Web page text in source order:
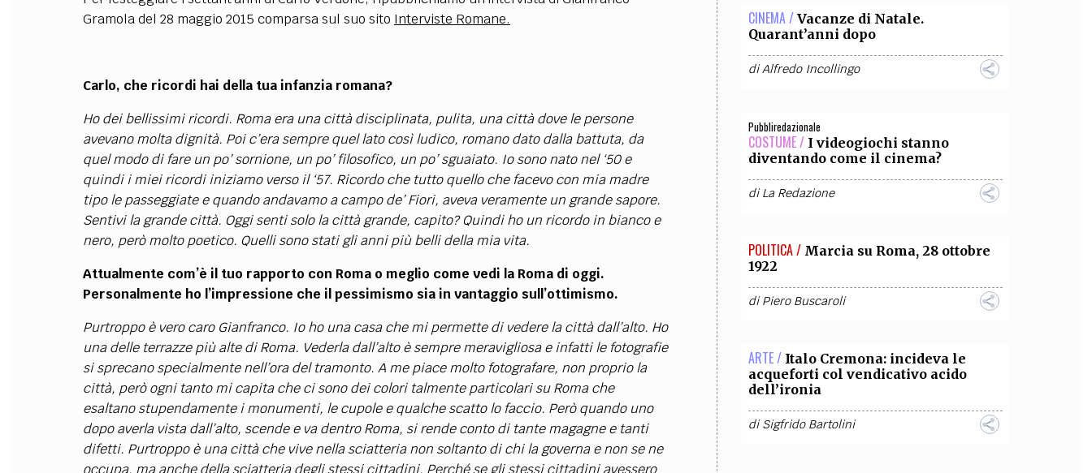
Gramola del 28 maggio 2015 comparsa sul suo sito Interviste Romane.
Carlo, che ricordi hai della tua infanzia romana?
Ho dei bellissimi ricordi. Roma era una città disciplinata, pulita, una città dove le persone
avevano molta dignità. Poi c’era sempre quel lato così ludico, romano dato dalla battuta, da
quel modo di fare un po’ sornione, un po’ filosofico, un po’ sguaiato. Io sono nato nel ‘50 e
quindi i miei ricordi iniziamo verso il ‘57. Ricordo che tutto quello che facevo con mia madre
tipo le passeggiate e quando andavamo a campo de’ Fiori, aveva veramente un grande sapore.
Sentivi la grande città. Oggi senti solo la città grande, capito? Quindi ho un ricordo in bianco e
nero, però molto poetico. Quelli sono stati gli anni più belli della mia vita.
Attualmente com’è il tuo rapporto con Roma o meglio come vedi la Roma di oggi.
Personalmente ho l’impressione che il pessimismo sia in vantaggio sull’ottimismo.
Purtroppo è vero caro Gianfranco. Io ho una casa che mi permette di vedere la città dall’alto. Ho
una delle terrazze più alte di Roma. Vederla dall’alto è sempre meravigliosa e infatti le fotografie
si sprecano specialmente nell’ora del tramonto. A me piace molto fotografare, non proprio la
città, però ogni tanto mi capita che ci sono dei colori talmente particolari su Roma che
esaltano stupendamente i monumenti, le cupole e qualche scatto lo faccio. Però quando uno
dopo averla vista dall’alto, scende e va dentro Roma, si rende conto di tante magagne e tanti
difetti. Purtroppo è una città che vive nella sciatteria non soltanto di chi la governa e non se ne
occupa, ma anche della sciatteria degli stessi cittadini. Perché se gli stessi cittadini avessero
CINEMA / Vacanze di Natale.
Quarant’anni dopo
diAlfredo Incollingo
Pubbliredazionale
COSTUME / I videogiochi stanno
diventando come il cinema?
diLa Redazione
POLITICA / Marcia su Roma, 28 ottobre
1922
diPiero Buscaroli
ARTE / Italo Cremona: incideva le
acqueforti col vendicativo acido
dell’ironia
diSigfrido Bartolini